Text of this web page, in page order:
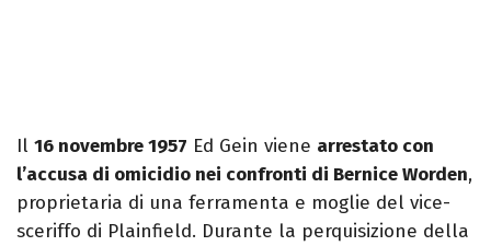
Il 16 novembre 1957 Ed Gein viene arrestato con
l’accusa di omicidio nei confronti di Bernice Worden,
proprietaria di una ferramenta e moglie del vice-
sceriffo di Plainfield. Durante la perquisizione della